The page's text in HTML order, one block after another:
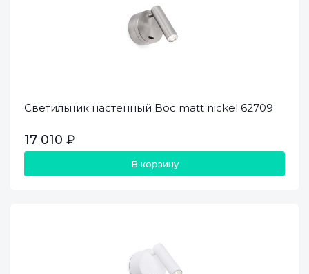
Светильник настенный Boc matt nickel 62709
17 010 ₽
В корзину